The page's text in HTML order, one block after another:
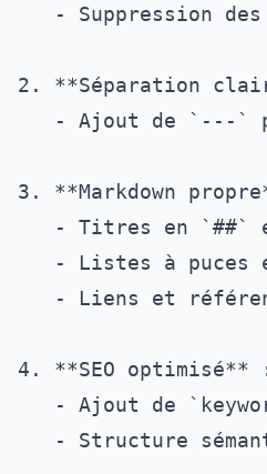
- Suppression
2. **Séparation
- Ajout de `---`
3. **Markdown
- Titres en `##`
- Listes à puces
- Liens et
4. **SEO optimisé**
- Ajout de
- Structure